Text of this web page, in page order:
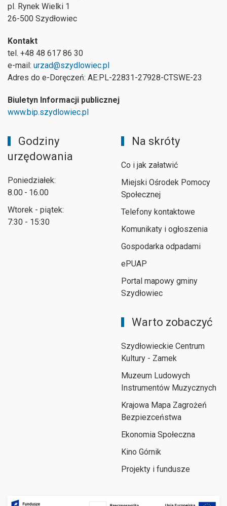
pl. Rynek Wielki 1
26-500 Szydłowiec
Kontakt
tel. +48 48 617 86 30
e-mail: urzad@szydlowiec.pl
Adres do e-Doręczeń: AE:PL-22831-27928-CTSWE-23
Biuletyn Informacji publicznej
www.bip.szydlowiec.pl
Godziny
urzędowania
Poniedziałek:
8.00 - 16.00
Wtorek - piątek:
7:30 - 15:30
Na skróty
Co i jak załatwić
Miejski Ośrodek Pomocy
Społecznej
Telefony kontaktowe
Komunikaty i ogłoszenia
Gospodarka odpadami
ePUAP
Portal mapowy gminy
Szydłowiec
Warto zobaczyć
Szydłowieckie Centrum
Kultury - Zamek
Muzeum Ludowych
Instrumentów Muzycznych
Krajowa Mapa Zagrożeń
Bezpiezceństwa
Ekonomia Społeczna
Kino Górnik
Projekty i fundusze